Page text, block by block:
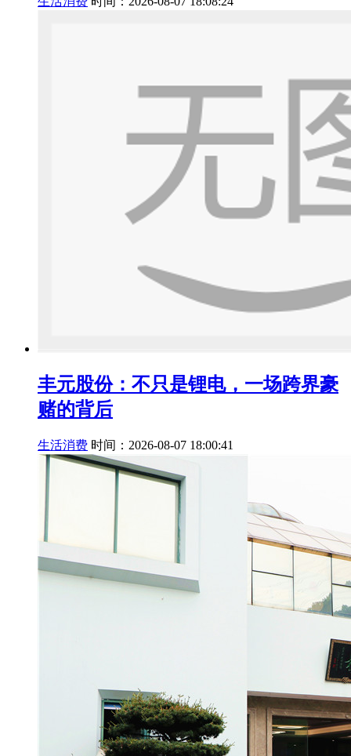
丰元股份：不只是锂电，一场跨界豪
赌的背后
生活消费 时间：2026-08-07 18:00:41